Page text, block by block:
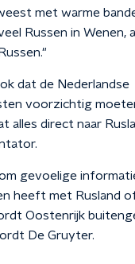
met warme
Russen in Wenen,
dat de Nederlandse
voorzichtig
alles direct naar
gevoelige
heeft met Rusland
Oostenrijk
De Gruyter.